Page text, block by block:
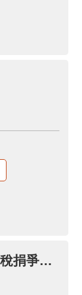
申請納稅者權利保護事項（稅捐爭議溝通協調案件）